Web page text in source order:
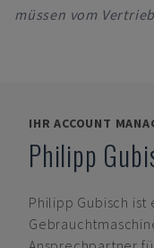
müssen vom
IHR ACCOUNT
Philipp
Philipp Gubisch ist